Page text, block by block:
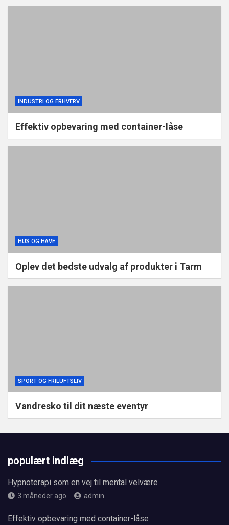
INDUSTRI OG ERHVERV
Effektiv opbevaring med container-låse
HUS OG HAVE
Oplev det bedste udvalg af produkter i Tarm
SPORT OG FRILUFTSLIV
Vandresko til dit næste eventyr
populært indlæg
Hypnoterapi som en vej til mental velvære
3 måneder ago admin
Effektiv opbevaring med container-låse